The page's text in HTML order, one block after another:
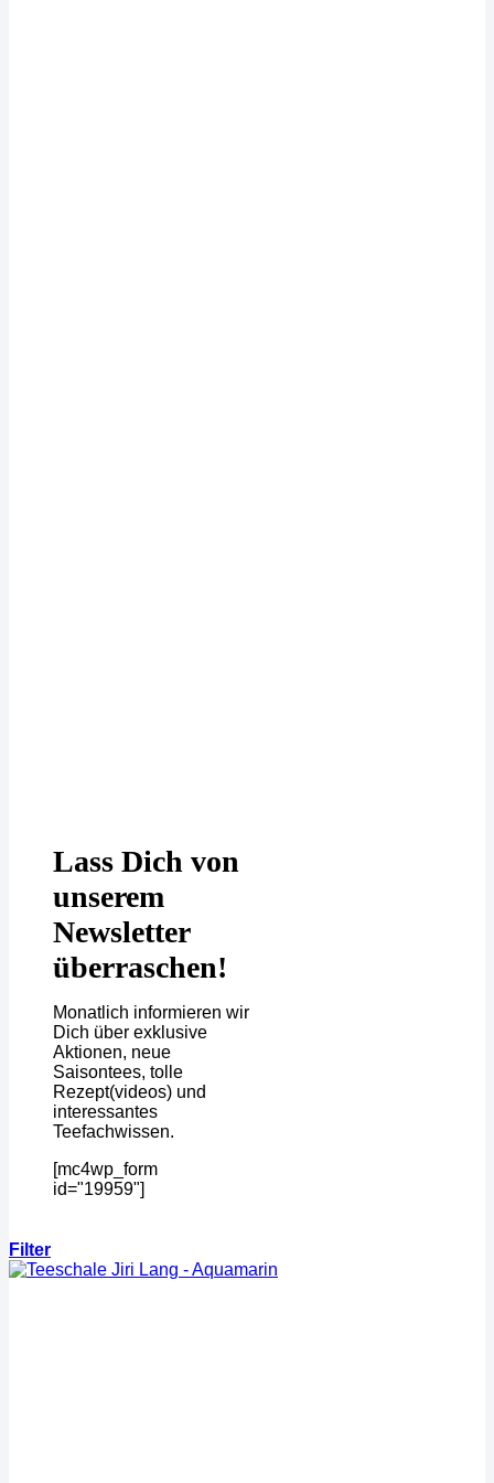
Lass Dich von
unserem
Newsletter
überraschen!
Monatlich informieren wir
Dich über exklusive
Aktionen, neue
Saisontees, tolle
Rezept(videos) und
interessantes
Teefachwissen.
[mc4wp_form
id="19959"]
Filter